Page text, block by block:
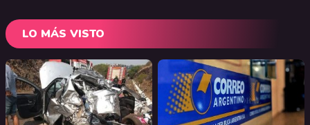
LO MÁS VISTO